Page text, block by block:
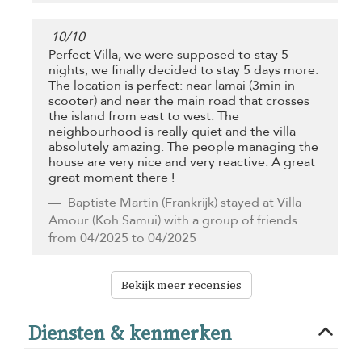
10/10
Perfect Villa, we were supposed to stay 5
nights, we finally decided to stay 5 days more.
The location is perfect: near lamai (3min in
scooter) and near the main road that crosses
the island from east to west. The
neighbourhood is really quiet and the villa
absolutely amazing. The people managing the
house are very nice and very reactive. A great
great moment there !
Baptiste Martin (Frankrijk) stayed at Villa
Amour (Koh Samui) with a group of friends
from 04/2025 to 04/2025
Bekijk meer recensies
Diensten & kenmerken